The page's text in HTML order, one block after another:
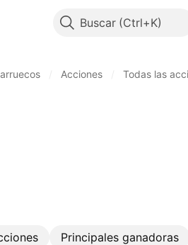
Buscar
Acciones Todas las
Principales ganadoras